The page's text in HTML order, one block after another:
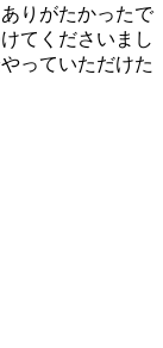
りがたかったで
てくださいまし
っていただけた